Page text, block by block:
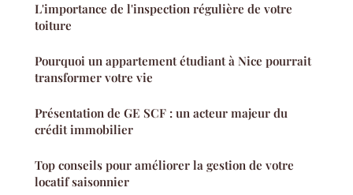
L'importance de l'inspection régulière de votre
toiture
Pourquoi un appartement étudiant à Nice pourrait
transformer votre vie
Présentation de GE SCF : un acteur majeur du
crédit immobilier
Top conseils pour améliorer la gestion de votre
locatif saisonnier